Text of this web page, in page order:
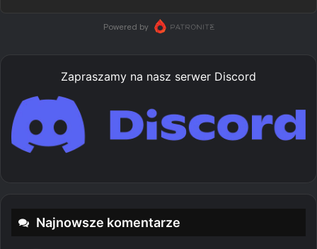
Zapraszamy na nasz serwer Discord
Najnowsze komentarze